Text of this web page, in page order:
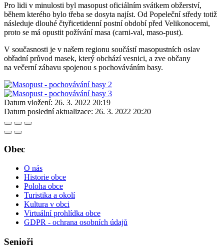
Pro lidi v minulosti byl masopust oficiálním svátkem obžerství,
během kterého bylo třeba se dosyta najíst. Od Popeleční středy totiž
následuje dlouhé čtyřicetidenní postní období před Velikonocemi,
proto se má opustit požívání masa (carni-val, maso-pust).
V současnosti je v našem regionu součástí masopustních oslav
obřadní průvod masek, který obchází vesnici, a zve občany
na večerní zábavu spojenou s pochováváním basy.
Datum vložení: 26. 3. 2022 20:19
Datum poslední aktualizace: 26. 3. 2022 20:20
Obec
O nás
Historie obce
Poloha obce
Turistika a okolí
Kultura v obci
Virtuální prohlídka obce
GDPR - ochrana osobních údajů
Senioři